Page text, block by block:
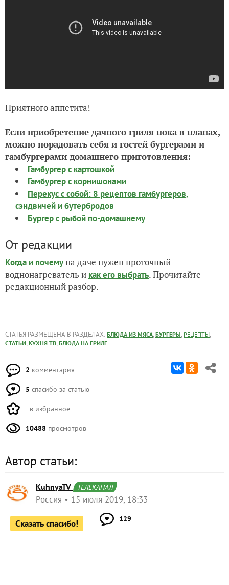
Приятного аппетита!
Если приобретение дачного гриля пока в планах,
можно порадовать себя и гостей бургерами и
гамбургерами домашнего приготовления:
Гамбургер с картошкой
Гамбургер с корнишонами
Перекус с собой: 8 рецептов гамбургеров,
сэндвичей и бутербродов
Бургер с рыбой по-домашнему
От редакции
Когда и почемуна даче нужен проточный
воднонагреватель и как его выбрать. Прочитайте
редакционный разбор.
СТАТЬЯ РАЗМЕЩЕНА В РАЗДЕЛАХ: БЛЮДА ИЗ МЯСА, БУРГЕРЫ, РЕЦЕПТЫ,
СТАТЬИ, КУХНЯ ТВ, БЛЮДА НА ГРИЛЕ
2 комментария
5 спасибо за статью
в избранное
10488 просмотров
Автор статьи:
KuhnyaTV ТЕЛЕКАНАЛ
Россия 15 июля 2019, 18:33
Сказать спасибо! 129